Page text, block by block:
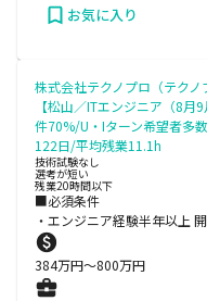
お気に入り
株式会社テクノプロ（テクノ
【松山／ITエンジニア（8
件70%/U・Iターン希望者多
122日/平均残業11.1h
技術試験なし
選考が短い
残業20時間以下
■必須条件
・エンジニア経験半年以上
384万円〜800万円